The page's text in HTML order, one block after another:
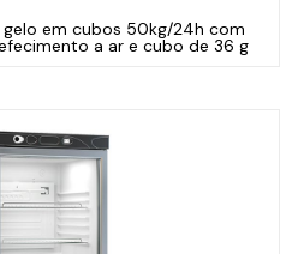
em cubos 50kg/24h com
a ar e cubo de 36 g